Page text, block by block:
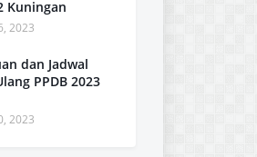
Kuningan
2023
dan Jadwal
PPDB 2023
2023